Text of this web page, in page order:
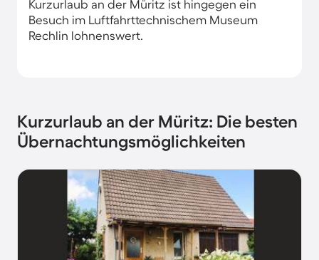
Kurzurlaub an der Müritz ist hingegen ein
Besuch im Luftfahrttechnischem Museum
Rechlin lohnenswert.
Kurzurlaub an der Müritz: Die besten
Übernachtungsmöglichkeiten